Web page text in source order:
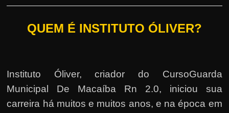
QUEM É INSTITUTO ÓLIVER?
Instituto Óliver, criador do CursoGuarda
Municipal De Macaíba Rn 2.0, iniciou sua
carreira há muitos e muitos anos, e na época em